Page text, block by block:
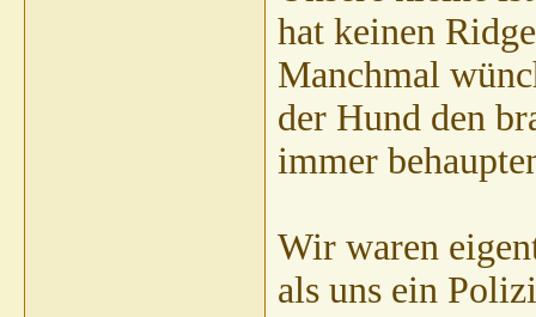
hat keinen
Manchmal
der Hund den
immer
Wir waren
als uns ein